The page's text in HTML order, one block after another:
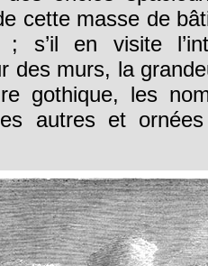
cette masse de
; s’il en visite
des murs, la
gothique, les
autres et